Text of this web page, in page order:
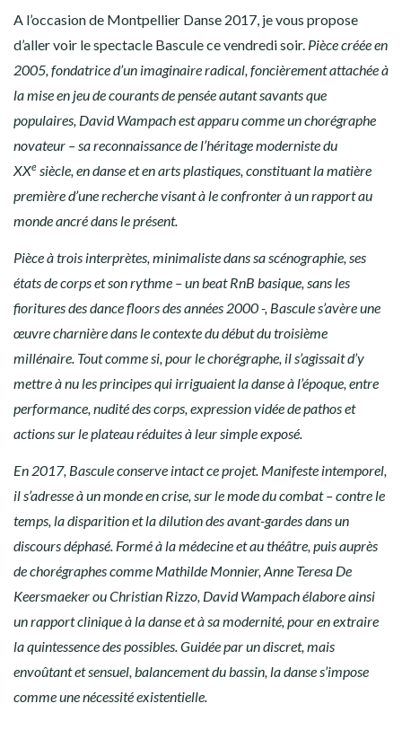
A l’occasion de Montpellier Danse 2017, je vous propose
d’aller voir le spectacle Bascule ce vendredi soir. Pièce créée en
2005, fondatrice d’un imaginaire radical, foncièrement attachée à
la mise en jeu de courants de pensée autant savants que
populaires, David Wampach est apparu comme un chorégraphe
novateur – sa reconnaissance de l’héritage moderniste du
XXe siècle, en danse et en arts plastiques, constituant la matière
première d’une recherche visant à le confronter à un rapport au
monde ancré dans le présent.
Pièce à trois interprètes, minimaliste dans sa scénographie, ses
états de corps et son rythme – un beat RnB basique, sans les
fioritures des dance floors des années 2000 -, Bascule s’avère une
œuvre charnière dans le contexte du début du troisième
millénaire. Tout comme si, pour le chorégraphe, il s’agissait d’y
mettre à nu les principes qui irriguaient la danse à l’époque, entre
performance, nudité des corps, expression vidée de pathos et
actions sur le plateau réduites à leur simple exposé.
En 2017, Bascule conserve intact ce projet. Manifeste intemporel,
il s’adresse à un monde en crise, sur le mode du combat – contre le
temps, la disparition et la dilution des avant-gardes dans un
discours déphasé. Formé à la médecine et au théâtre, puis auprès
de chorégraphes comme Mathilde Monnier, Anne Teresa De
Keersmaeker ou Christian Rizzo, David Wampach élabore ainsi
un rapport clinique à la danse et à sa modernité, pour en extraire
la quintessence des possibles. Guidée par un discret, mais
envoûtant et sensuel, balancement du bassin, la danse s’impose
comme une nécessité existentielle.